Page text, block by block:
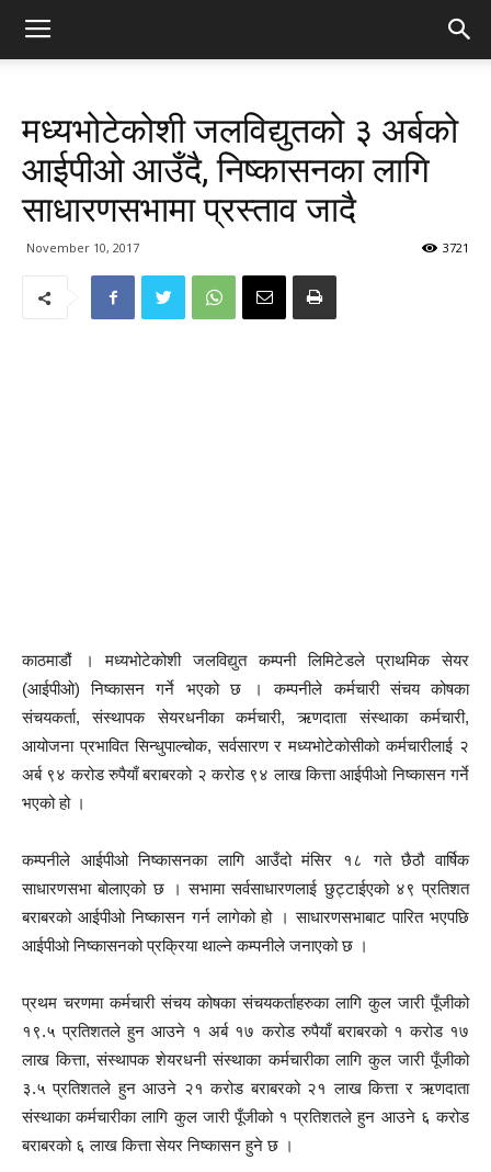
मध्यभोटेकोशी जलविद्युतको ३ अर्बको
आईपीओ आउँदै, निष्कासनका लागि
साधारणसभामा प्रस्ताव जादै
November 10, 2017 3721
काठमाडौं । मध्यभोटेकोशी जलविद्युत कम्पनी लिमिटेडले प्राथमिक सेयर
(आईपीओ) निष्कासन गर्ने भएको छ । कम्पनीले कर्मचारी संचय कोषका
संचयकर्ता, संस्थापक सेयरधनीका कर्मचारी, ऋणदाता संस्थाका कर्मचारी,
आयोजना प्रभावित सिन्धुपाल्चोक, सर्वसारण र मध्यभोटेकोसीको कर्मचारीलाई २
अर्ब ९४ करोड रुपैयाँ बराबरको २ करोड ९४ लाख कित्ता आईपीओ निष्कासन गर्ने
भएको हो ।
कम्पनीले आईपीओ निष्कासनका लागि आउँदो मंसिर १८ गते छैठौ वार्षिक
साधारणसभा बोलाएको छ । सभामा सर्वसाधारणलाई छुट्टाईएको ४९ प्रतिशत
बराबरको आईपीओ निष्कासन गर्न लागेको हो । साधारणसभाबाट पारित भएपछि
आईपीओ निष्कासनको प्रक्रिया थाल्ने कम्पनीले जनाएको छ ।
प्रथम चरणमा कर्मचारी संचय कोषका संचयकर्ताहरुका लागि कुल जारी पूँजीको
१९.५ प्रतिशतले हुन आउने १ अर्ब १७ करोड रुपैयाँ बराबरको १ करोड १७
लाख कित्ता, संस्थापक शेयरधनी संस्थाका कर्मचारीका लागि कुल जारी पूँजीको
३.५ प्रतिशतले हुन आउने २१ करोड बराबरको २१ लाख कित्ता र ऋणदाता
संस्थाका कर्मचारीका लागि कुल जारी पूँजीको १ प्रतिशतले हुन आउने ६ करोड
बराबरको ६ लाख कित्ता सेयर निष्कासन हुने छ ।